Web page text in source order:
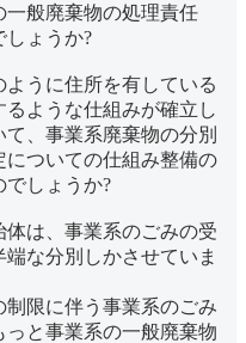
一般廃棄物の処理責任
しょうか?
うに住所を有している
ような仕組みが確立し
、事業系廃棄物の分別
ついての仕組み整備の
でしょうか?
は、事業系のごみの受
な分別しかさせていま
限に伴う事業系のごみ
と事業系の一般廃棄物